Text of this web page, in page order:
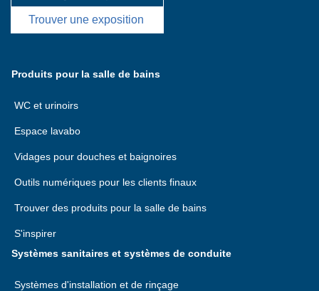
Trouver une exposition
Produits pour la salle de bains
WC et urinoirs
Espace lavabo
Vidages pour douches et baignoires
Outils numériques pour les clients finaux
Trouver des produits pour la salle de bains
S'inspirer
Systèmes sanitaires et systèmes de conduite
Systèmes d'installation et de rinçage